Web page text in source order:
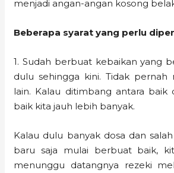
menjadi angan-angan kosong
Beberapa syarat yang perlu
1. Sudah berbuat kebaikan yang
dulu sehingga kini. Tidak pernah
lain. Kalau ditimbang antara baik
baik kita jauh lebih banyak.
Kalau dulu banyak dosa dan
baru saja mulai berbuat baik,
menunggu datangnya rezeki